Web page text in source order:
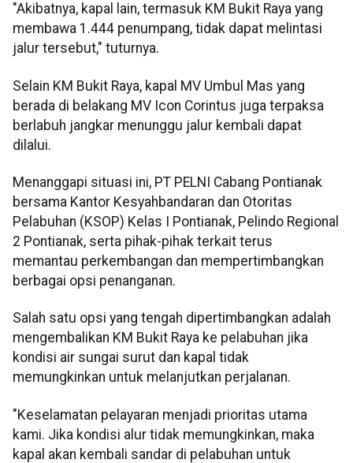
"Akibatnya, kapal lain, termasuk KM Bukit Raya yang
membawa 1.444 penumpang, tidak dapat melintasi
jalur tersebut," tuturnya.
Selain KM Bukit Raya, kapal MV Umbul Mas yang
berada di belakang MV Icon Corintus juga terpaksa
berlabuh jangkar menunggu jalur kembali dapat
dilalui.
Menanggapi situasi ini, PT PELNI Cabang Pontianak
bersama Kantor Kesyahbandaran dan Otoritas
Pelabuhan (KSOP) Kelas I Pontianak, Pelindo Regional
2 Pontianak, serta pihak-pihak terkait terus
memantau perkembangan dan mempertimbangkan
berbagai opsi penanganan.
Salah satu opsi yang tengah dipertimbangkan adalah
mengembalikan KM Bukit Raya ke pelabuhan jika
kondisi air sungai surut dan kapal tidak
memungkinkan untuk melanjutkan perjalanan.
"Keselamatan pelayaran menjadi prioritas utama
kami. Jika kondisi alur tidak memungkinkan, maka
kapal akan kembali sandar di pelabuhan untuk